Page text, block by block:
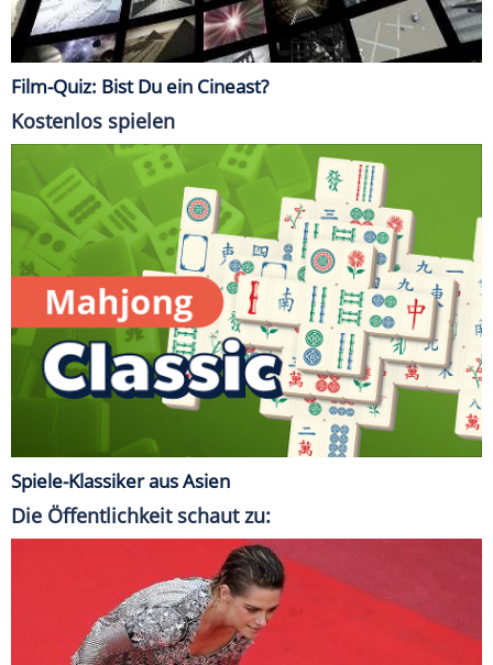
Film-Quiz: Bist Du ein Cineast?
Kostenlos spielen
Spiele-Klassiker aus Asien
Die Öffentlichkeit schaut zu: